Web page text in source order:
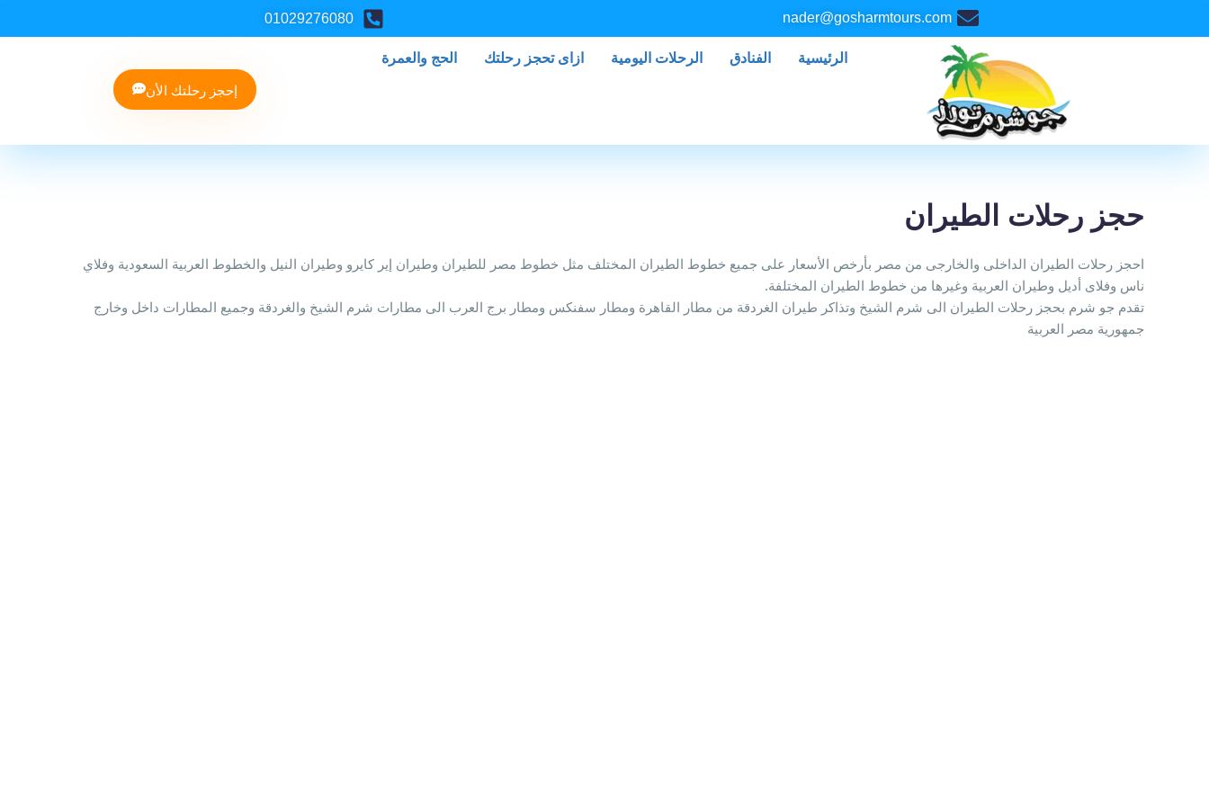
المحتوى
nader@gosharmtours.com
01029276080
الرئيسية الفنادق الرحلات اليومية ازاى تحجز رحلتك الحج والعمرة
إحجز رحلتك الأن
حجز رحلات الطيران
احجز رحلات الطيران الداخلى والخارجى من مصر بأرخص الأسعار على جميع خطوط الطيران المختلف مثل خطوط مصر للطيران وطيران إير كايرو وطيران النيل والخطوط العربية السعودية وفلاي
ناس وفلاى أديل وطيران العربية وغيرها من خطوط الطيران المختلفة.
تقدم جو شرم بحجز رحلات الطيران الى شرم الشيخ وتذاكر طيران الغردقة من مطار القاهرة ومطار سفنكس ومطار برج العرب الى مطارات شرم الشيخ والغردقة وجميع المطارات داخل وخارج
جمهورية مصر العربية